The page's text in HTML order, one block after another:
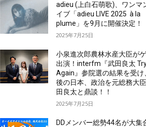
adieu (上白石萌歌)、ワンマ
イブ「adieu LIVE 2025 à la
plume」を9月に開催決定！
2025年7月25日
小泉進次郎農林水産大臣が
出演！interfm『武田良太
Again』参院選の結果を受け
後の日本、政治を元総務大
田良太と鼎談！！
2025年7月25日
DDメンバー総勢44名が大集